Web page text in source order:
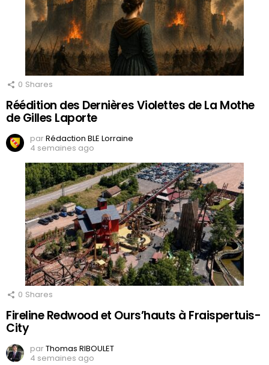
0 Shares
Réédition des Dernières Violettes de La Mothe
de Gilles Laporte
parRédaction BLE Lorraine
4 semaines ago
0 Shares
Fireline Redwood et Ours’hauts à Fraispertuis-
City
parThomas RIBOULET
4 semaines ago